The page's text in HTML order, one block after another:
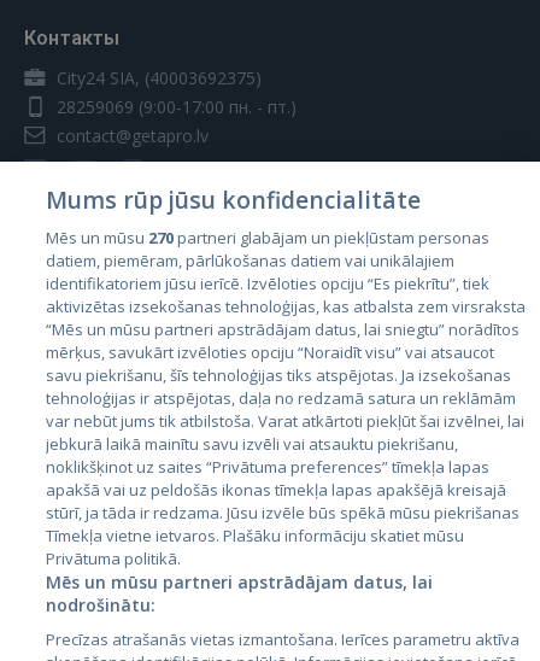
Контакты
City24 SIA, (40003692375)
28259069 (9:00-17:00 пн. - пт.)
contact@getapro.lv
Страны
Эстония
Латвия
Литва
City24.lv
City24.ee
Kainos.lt
Mums rūp jūsu konfidencialitāte
Mēs un mūsu 270partneri glabājam un piekļūstam personas
datiem, piemēram, pārlūkošanas datiem vai unikālajiem
identifikatoriem jūsu ierīcē. Izvēloties opciju “Es piekrītu”, tiek
aktivizētas izsekošanas tehnoloģijas, kas atbalsta zem virsraksta
“Mēs un mūsu partneri apstrādājam datus, lai sniegtu” norādītos
mērķus, savukārt izvēloties opciju “Noraidīt visu” vai atsaucot
savu piekrišanu, šīs tehnoloģijas tiks atspējotas. Ja izsekošanas
tehnoloģijas ir atspējotas, daļa no redzamā satura un reklāmām
var nebūt jums tik atbilstoša. Varat atkārtoti piekļūt šai izvēlnei, lai
jebkurā laikā mainītu savu izvēli vai atsauktu piekrišanu,
noklikšķinot uz saites “Privātuma preferences” tīmekļa lapas
apakšā vai uz peldošās ikonas tīmekļa lapas apakšējā kreisajā
stūrī, ja tāda ir redzama. Jūsu izvēle būs spēkā mūsu piekrišanas
Tīmekļa vietne ietvaros. Plašāku informāciju skatiet mūsu
Privātuma politikā.
Mēs un mūsu partneri apstrādājam datus, lai
nodrošinātu:
Precīzas atrašanās vietas izmantošana. Ierīces parametru aktīva